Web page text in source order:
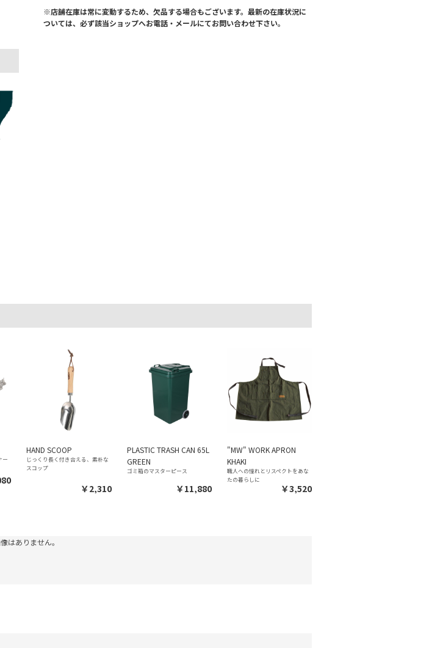
※店舗在庫は常に変動するため、欠品する場合もございます。最新の在庫状況に
ついては、必ず該当ショップへお電話・メールにてお問い合わせ下さい。
ー
HAND SCOOP
じっくり長く付き合える、素朴な
スコップ
￥2,310
PLASTIC TRASH CAN 65L
GREEN
ゴミ箱のマスターピース
￥11,880
"MW" WORK APRON
KHAKI
職人への憧れとリスペクトをあな
たの暮らしに
￥3,520
はありません。